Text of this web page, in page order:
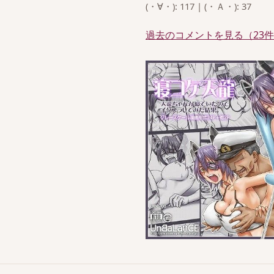
(・∀・): 117 | (・Ａ・): 37
過去のコメントを見る（23